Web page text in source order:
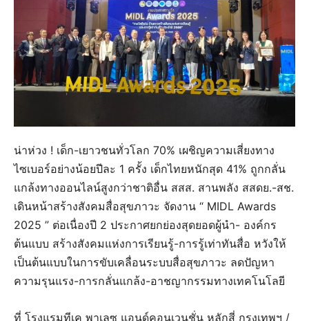
น่าห่วง ! เด็ก-เยาวชนทั่วโลก 70% เผชิญความเสี่ยงทาง
ไซเบอร์อย่างน้อยปีละ 1 ครั้ง เด็กไทยหนักสุด 41% ถูกกลั่น
แกล้งทางออนไลน์สูงกว่าชาติอื่น สสส. สานพลัง สสดย.-สช.
เดินหน้าสร้างสังคมสื่อสุขภาวะ จัดงาน “ MIDL Awards
2025 ” ต่อเนื่องปี 2 ประกาศยกย่องสุดยอดผู้นำ- องค์กร
ต้นแบบ สร้างสังคมแห่งการเรียนรู้-การรู้เท่าทันสื่อ หวังให้
เป็นต้นแบบในการขับเคลื่อนระบบสื่อสุขภาวะ ลดปัญหา
ความรุนแรง-การกลั่นแกล้ง-อาชญากรรมทางเทคโนโลยี
ที่ โรงแรมทีเค พาเลซ แอนด์คอนเวนชั่น หลักสี่ กรุงเทพฯ /